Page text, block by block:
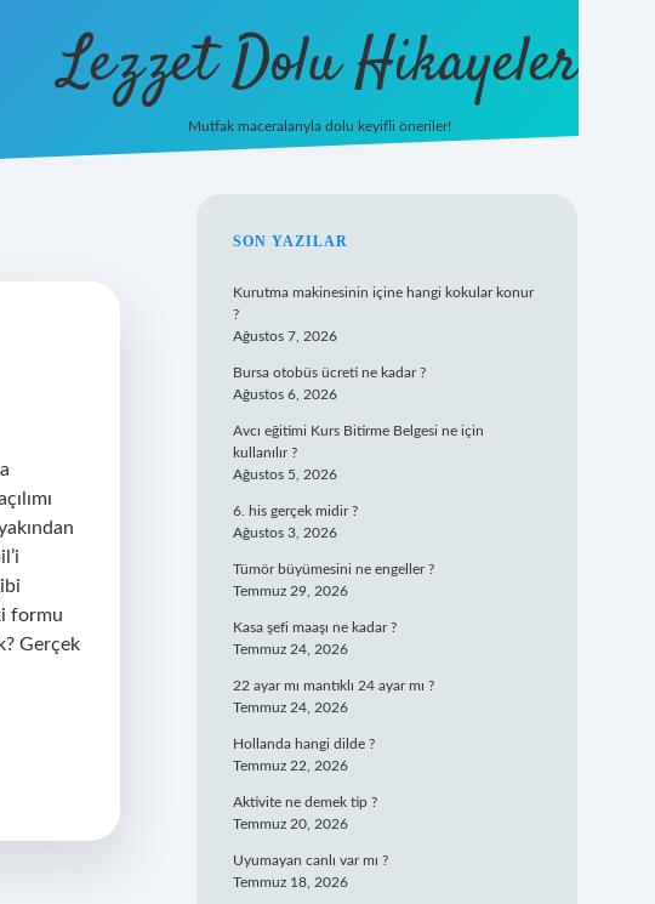
Lezzet Dolu Hikayeler
Mutfak maceralarıyla dolu keyifli öneriler!
formu
Gerçek
SIDEBAR
SON YAZILAR
Kurutma makinesinin içine hangi kokular konur
?
Ağustos 7, 2026
Bursa otobüs ücreti ne kadar ?
Ağustos 6, 2026
Avcı eğitimi Kurs Bitirme Belgesi ne için
kullanılır ?
Ağustos 5, 2026
6. his gerçek midir ?
Ağustos 3, 2026
Tümör büyümesini ne engeller ?
Temmuz 29, 2026
Kasa şefi maaşı ne kadar ?
Temmuz 24, 2026
22 ayar mı mantıklı 24 ayar mı ?
Temmuz 24, 2026
Hollanda hangi dilde ?
Temmuz 22, 2026
Aktivite ne demek tip ?
Temmuz 20, 2026
Uyumayan canlı var mı ?
Temmuz 18, 2026